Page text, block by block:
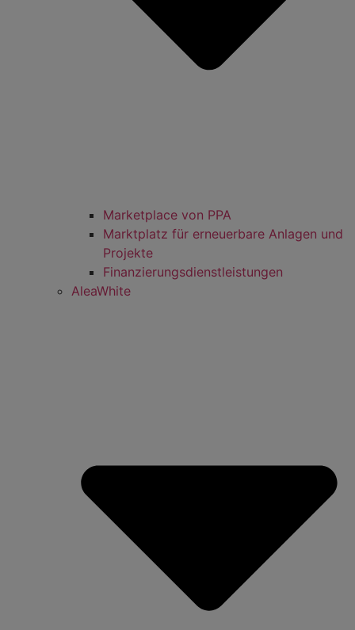
Marketplace von PPA
Marktplatz für erneuerbare Anlagen und
Projekte
Finanzierungsdienstleistungen
AleaWhite